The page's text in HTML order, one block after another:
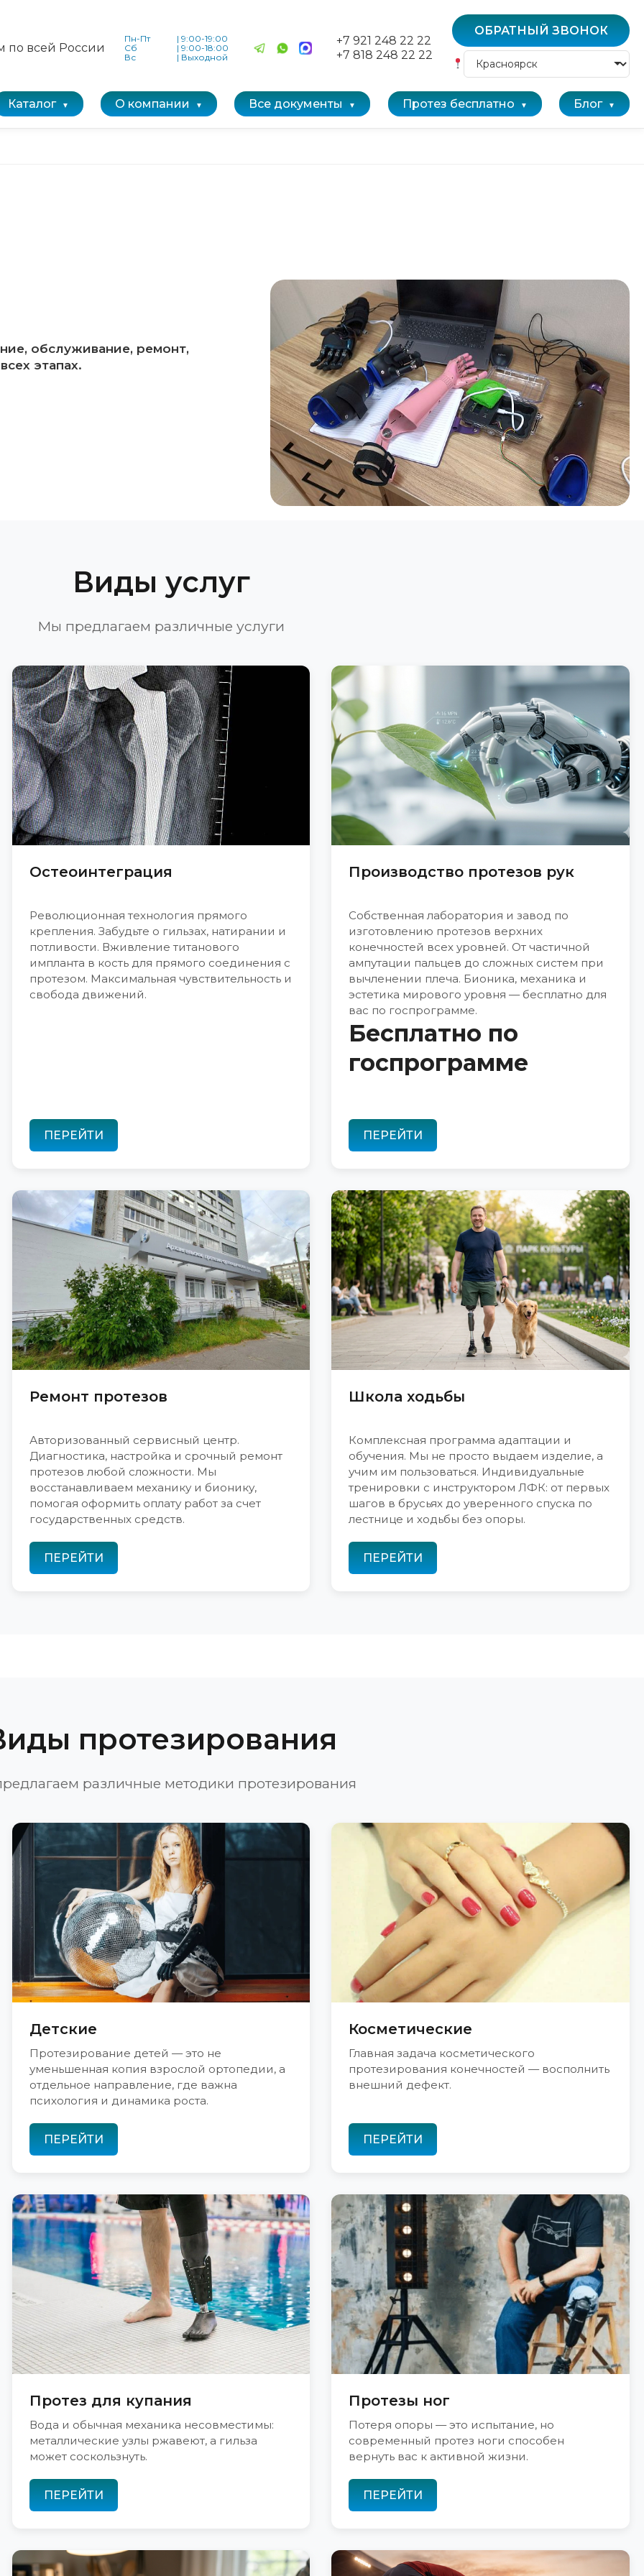
по всей России
Пн-Пт | 9:00-19:00
Сб
| 9:00-18:00
Вс
| Выходной
+7 921 248 22 22
+7 818 248 22 22
ОБРАТНЫЙ ЗВОНОК
Каталог О компании Все документы Протез бесплатно Блог
обслуживание, ремонт,
этапах.
Виды услуг
Мы предлагаем различные услуги
Остеоинтеграция
Революционная технология прямого
крепления. Забудьте о гильзах, натирании и
потливости. Вживление титанового
импланта в кость для прямого соединения с
протезом. Максимальная чувствительность и
свобода движений.
ПЕРЕЙТИ
Производство протезов рук
Собственная лаборатория и завод по
изготовлению протезов верхних
конечностей всех уровней. От частичной
ампутации пальцев до сложных систем при
вычленении плеча. Бионика, механика и
эстетика мирового уровня — бесплатно для
вас по госпрограмме.
Бесплатно по
госпрограмме
ПЕРЕЙТИ
Ремонт протезов
Авторизованный сервисный центр.
Диагностика, настройка и срочный ремонт
протезов любой сложности. Мы
восстанавливаем механику и бионику,
помогая оформить оплату работ за счет
государственных средств.
ПЕРЕЙТИ
Школа ходьбы
Комплексная программа адаптации и
обучения. Мы не просто выдаем изделие, а
учим им пользоваться. Индивидуальные
тренировки с инструктором ЛФК: от первых
шагов в брусьях до уверенного спуска по
лестнице и ходьбы без опоры.
ПЕРЕЙТИ
протезирования
различные методики протезирования
Детские
Протезирование детей — это не
уменьшенная копия взрослой ортопедии, а
отдельное направление, где важна
психология и динамика роста.
ПЕРЕЙТИ
Косметические
Главная задача косметического
протезирования конечностей — восполнить
внешний дефект.
ПЕРЕЙТИ
Протез для купания
Вода и обычная механика несовместимы:
металлические узлы ржавеют, а гильза
может соскользнуть.
ПЕРЕЙТИ
Протезы ног
Потеря опоры — это испытание, но
современный протез ноги способен
вернуть вас к активной жизни.
ПЕРЕЙТИ